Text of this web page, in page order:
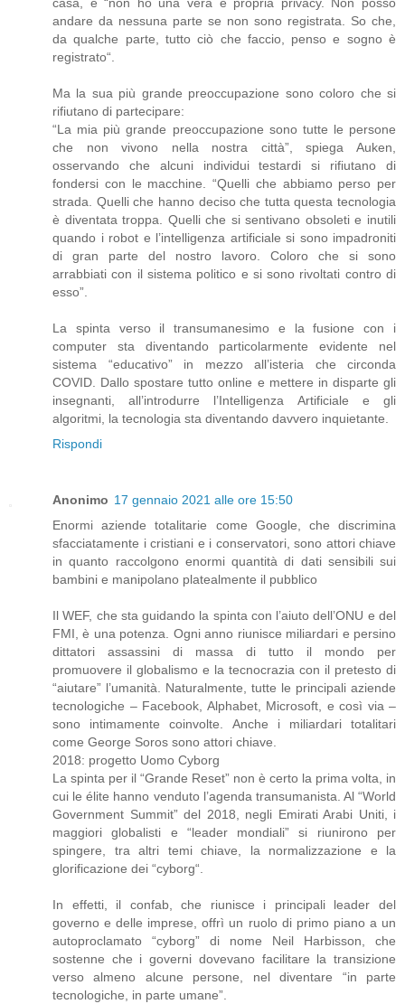
andare da nessuna parte se non sono registrata. So che,
da qualche parte, tutto ciò che faccio, penso e sogno è
registrato“.
Ma la sua più grande preoccupazione sono coloro che si
rifiutano di partecipare:
“La mia più grande preoccupazione sono tutte le persone
che non vivono nella nostra città”, spiega Auken,
osservando che alcuni individui testardi si rifiutano di
fondersi con le macchine. “Quelli che abbiamo perso per
strada. Quelli che hanno deciso che tutta questa tecnologia
è diventata troppa. Quelli che si sentivano obsoleti e inutili
quando i robot e l’intelligenza artificiale si sono impadroniti
di gran parte del nostro lavoro. Coloro che si sono
arrabbiati con il sistema politico e si sono rivoltati contro di
esso”.
La spinta verso il transumanesimo e la fusione con i
computer sta diventando particolarmente evidente nel
sistema “educativo” in mezzo all’isteria che circonda
COVID. Dallo spostare tutto online e mettere in disparte gli
insegnanti, all’introdurre l’Intelligenza Artificiale e gli
algoritmi, la tecnologia sta diventando davvero inquietante.
Rispondi
Anonimo 17 gennaio 2021 alle ore 15:50
Enormi aziende totalitarie come Google, che discrimina
sfacciatamente i cristiani e i conservatori, sono attori chiave
in quanto raccolgono enormi quantità di dati sensibili sui
bambini e manipolano platealmente il pubblico
Il WEF, che sta guidando la spinta con l’aiuto dell’ONU e del
FMI, è una potenza. Ogni anno riunisce miliardari e persino
dittatori assassini di massa di tutto il mondo per
promuovere il globalismo e la tecnocrazia con il pretesto di
“aiutare” l’umanità. Naturalmente, tutte le principali aziende
tecnologiche – Facebook, Alphabet, Microsoft, e così via –
sono intimamente coinvolte. Anche i miliardari totalitari
come George Soros sono attori chiave.
2018: progetto Uomo Cyborg
La spinta per il “Grande Reset” non è certo la prima volta, in
cui le élite hanno venduto l’agenda transumanista. Al “World
Government Summit” del 2018, negli Emirati Arabi Uniti, i
maggiori globalisti e “leader mondiali” si riunirono per
spingere, tra altri temi chiave, la normalizzazione e la
glorificazione dei “cyborg“.
In effetti, il confab, che riunisce i principali leader del
governo e delle imprese, offrì un ruolo di primo piano a un
autoproclamato “cyborg” di nome Neil Harbisson, che
sostenne che i governi dovevano facilitare la transizione
verso almeno alcune persone, nel diventare “in parte
tecnologiche, in parte umane”.